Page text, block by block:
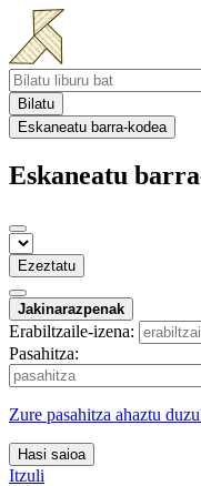
Bilatu
Eskaneatu barra-kodea
Eskaneatu
Ezeztatu
Jakinarazpenak
Erabiltzaile-izena:
Pasahitza:
Zure pasahitza ahaztu
Hasi saioa
Itzuli